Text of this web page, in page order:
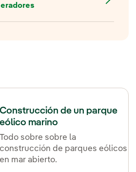
Construcción de un parque
eólico marino
Todo sobre sobre la
construcción de parques eólicos
en mar abierto.